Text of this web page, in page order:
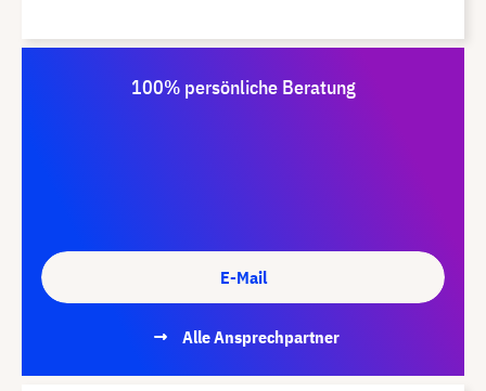
100% persönliche Beratung
E-Mail
Alle Ansprechpartner